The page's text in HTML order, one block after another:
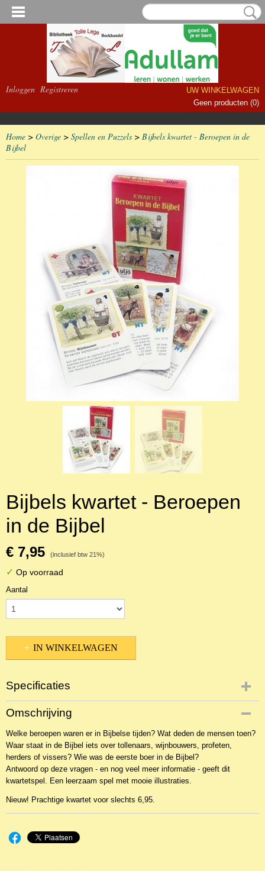
Inloggen Registreren
UW WINKELWAGEN
Geen producten (0)
Home > Overige > Spellen en Puzzels > Bijbels kwartet - Beroepen in de
Bijbel
Bijbels kwartet - Beroepen
in de Bijbel
€ 7,95 (inclusief btw 21%)
✓ Op voorraad
Aantal
IN WINKELWAGEN
Specificaties
Productcode
NSP-12126
EAN code
51225
Omschrijving
Welke beroepen waren er in Bijbelse tijden? Wat deden de mensen toen?
Waar staat in de Bijbel iets over tollenaars, wijnbouwers, profeten,
herders of vissers? Wie was de eerste boer in de Bijbel?
Antwoord op deze vragen - en nog veel meer informatie - geeft dit
kwartetspel. Een leerzaam spel met mooie illustraties.
Nieuw! Prachtige kwartet voor slechts 6,95.